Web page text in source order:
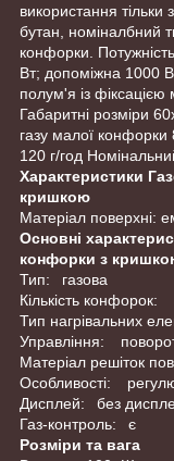
використання тільки
бутан, номіналбний
конфорки.
Вт; допоміжна 1000
полум'я із фіксацією
Габаритні розміри
газу малої конфорки
120 г/год
Характеристики
кришкою
Матеріал поверхні:
Основні
конфорки з
Тип: газова
Кількість конфорок:
Тип нагрівальних
Управління:
Матеріал решіток
Особливості:
Дисплей: без
Газ-контроль: є
Розміри та вага